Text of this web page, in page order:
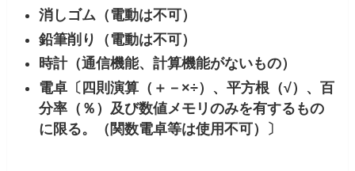
消しゴム（電動は不可）
鉛筆削り（電動は不可）
時計（通信機能、計算機能がないもの）
電卓〔四則演算（＋－×÷）、平方根（√）、百
分率（％）及び数値メモリのみを有するもの
に限る。（関数電卓等は使用不可）〕